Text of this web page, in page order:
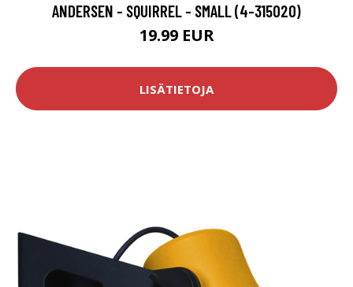
ANDERSEN - SQUIRREL - SMALL (4-315020)
19.99 EUR
LISÄTIETOJA